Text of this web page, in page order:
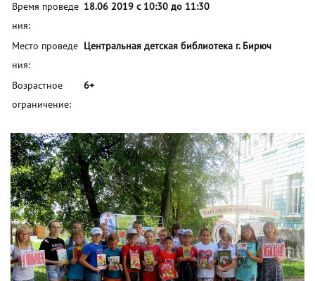
Время проведе
ния:
18.06 2019 с 10:30 до 11:30
Место проведе
ния:
Центральная детская библиотека г. Бирюч
Возрастное
ограничение:
6+